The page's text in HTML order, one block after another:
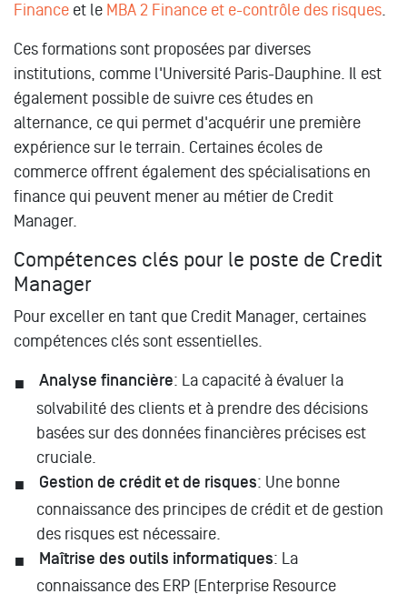
Finance et le MBA 2 Finance et e-contrôle des risques.
Ces formations sont proposées par diverses
institutions, comme l'Université Paris-Dauphine. Il est
également possible de suivre ces études en
alternance, ce qui permet d'acquérir une première
expérience sur le terrain. Certaines écoles de
commerce offrent également des spécialisations en
finance qui peuvent mener au métier de Credit
Manager.
Compétences clés pour le poste de Credit
Manager
Pour exceller en tant que Credit Manager, certaines
compétences clés sont essentielles.
Analyse financière: La capacité à évaluer la
solvabilité des clients et à prendre des décisions
basées sur des données financières précises est
cruciale.
Gestion de crédit et de risques: Une bonne
connaissance des principes de crédit et de gestion
des risques est nécessaire.
Maîtrise des outils informatiques: La
connaissance des ERP (Enterprise Resource